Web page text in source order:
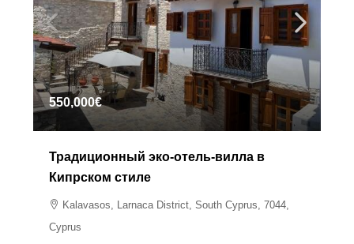
550,000€
Традиционный эко-отель-вилла в
Кипрском стиле
Kalavasos, Larnaca District, South Cyprus, 7044,
Cyprus